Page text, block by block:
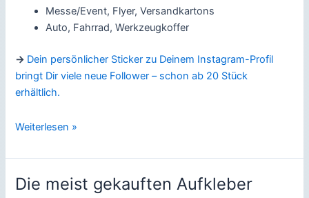
Messe/Event, Flyer, Versandkartons
Auto, Fahrrad, Werkzeugkoffer
→ Dein persönlicher Sticker zu Deinem Instagram-Profil
bringt Dir viele neue Follower – schon ab 20 Stück
erhältlich.
Instagram
Weiterlesen »
Die meist gekauften Aufkleber